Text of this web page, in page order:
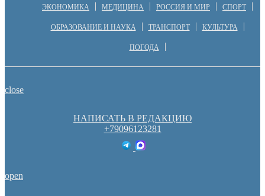
ЭКОНОМИКА МЕДИЦИНА РОССИЯ И МИР СПОРТ
ОБРАЗОВАНИЕ И НАУКА ТРАНСПОРТ КУЛЬТУРА
ПОГОДА
close
НАПИСАТЬ В РЕДАКЦИЮ
+79096123281
open